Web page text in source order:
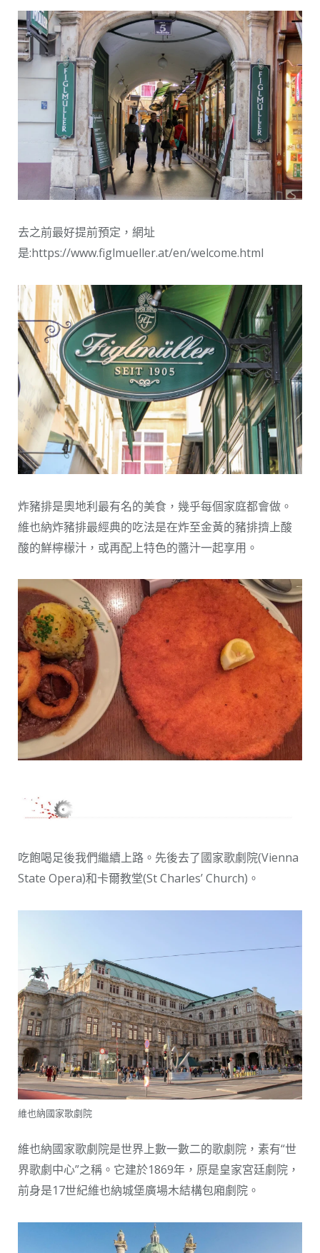
去之前最好提前預定，網址
是:https://www.figlmueller.at/en/welcome.html
炸豬排是奧地利最有名的美食，幾乎每個家庭都會做。
維也納炸豬排最經典的吃法是在炸至金黃的豬排擠上酸
酸的鮮檸檬汁，或再配上特色的醬汁一起享用。
吃飽喝足後我們繼續上路。先後去了國家歌劇院(Vienna
State Opera)和卡爾教堂(St Charles’ Church)。
維也納國家歌劇院
維也納國家歌劇院是世界上數一數二的歌劇院，素有“世
界歌劇中心”之稱。它建於1869年，原是皇家宮廷劇院，
前身是17世紀維也納城堡廣場木結構包廂劇院。